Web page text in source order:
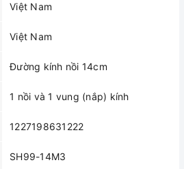
Việt Nam
Việt Nam
Đường kính nồi 14cm
1 nồi và 1 vung (nắp) kính
1227198631222
SH99-14M3